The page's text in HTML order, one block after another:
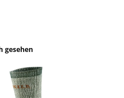
gesehen